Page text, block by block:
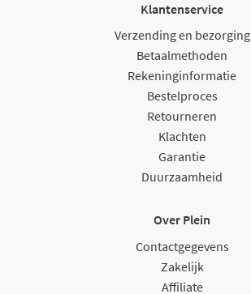
Klantenservice
Verzending en bezorging
Betaalmethoden
Rekeninginformatie
Bestelproces
Retourneren
Klachten
Garantie
Duurzaamheid
Over Plein
Contactgegevens
Zakelijk
Affiliate